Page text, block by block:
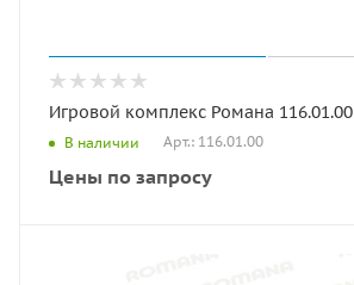
Игровой комплекс Романа 116.01.00
В наличии Арт.: 116.01.00
Цены по запросу